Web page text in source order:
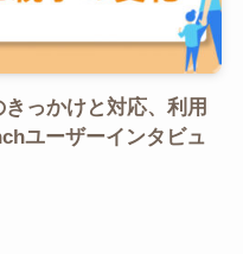
きっかけと対応、利用
ユーザーインタビュ